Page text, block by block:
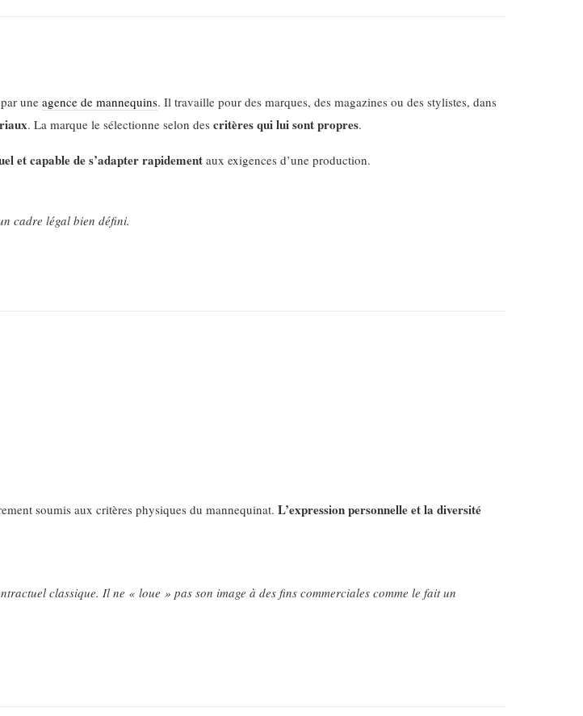
une agence de mannequins. Il travaille pour des marques, des magazines ou des stylistes, dans
. La marque le sélectionne selon des critères qui lui sont propres.
et capable de s’adapter rapidementaux exigences d’une production.
cadre légal bien défini.
soumis aux critères physiques du mannequinat. L’expression personnelle et la diversité
classique. Il ne « loue » pas son image à des fins commerciales comme le fait un